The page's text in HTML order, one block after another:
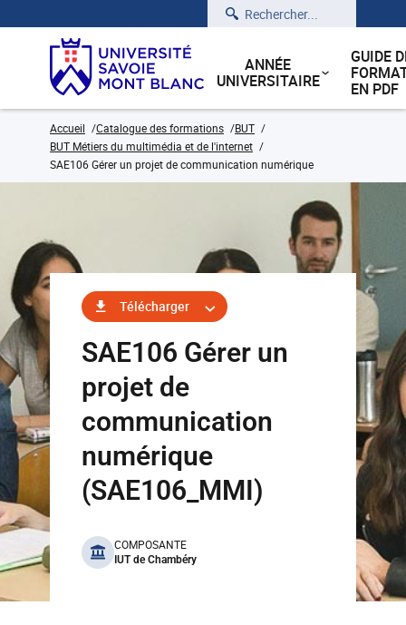
Rechercher
ANNÉE
UNIVERSITAIRE
GUIDE
EN PDF
Accueil Catalogue des formations
BUT
BUT Métiers du multimédia et de l'internet
SAE106 Gérer un projet de communication numérique
Télécharger
SAE106 Gérer un
projet de
communication
numérique
(SAE106_MMI)
benefits
COMPOSANTE
IUT de Chambéry